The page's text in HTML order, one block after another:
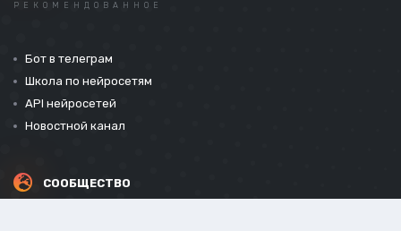
РЕКОМЕНДОВАННОЕ
Бот в телеграм
Школа по нейросетям
API нейросетей
Новостной канал
СООБЩЕСТВО